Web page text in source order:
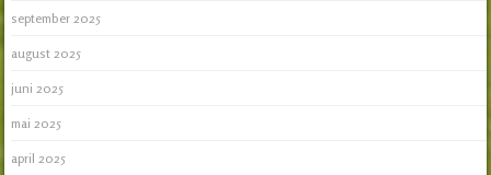
september 2025
august 2025
juni 2025
mai 2025
april 2025